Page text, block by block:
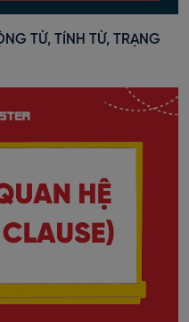
TỪ, TÍNH TỪ, TRẠNG